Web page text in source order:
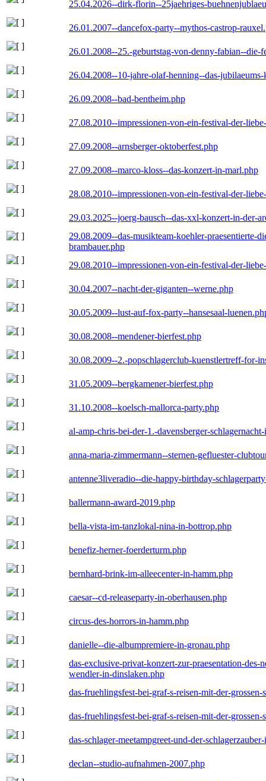
25.04.2026--dirk-florin--25jaehriges-
26.01.2007--dancefox-party--mythos-castrop-
26.01.2008--25.-geburtstag-von-denny-fabian--die-
26.04.2008--10-jahre-olaf-henning--das-
26.09.2008--bad-bentheim.php
27.08.2010--impressionen-von-ein-festival-der-
27.09.2008--arnsberger-oktoberfest.php
27.09.2008--marco-kloss--das-konzert-in-marl.php
28.08.2010--impressionen-von-ein-festival-der-
29.03.2025--joerg-bausch--das-xxl-konzert-in-der-
29.08.2009--das-musikteam-koehler-praesentierte-
brambauer.php
29.08.2010--impressionen-von-ein-festival-der-
30.04.2007--nacht-der-giganten--werne.php
30.05.2009--lust-auf-fox-party--hansesaal-
30.08.2008--mendener-bierfest.php
30.08.2009--2.-popschlagerclub-kuenstlertreff-for-
31.05.2009--bergkamener-bierfest.php
31.10.2008--koelsch-mallorca-party.php
al-amp-chris-bei-der-1.-davensberger-
anna-maria-zimmermann--sternen-gefluester-
antenne3liveradio--die-happy-birthday-
ballermann-award-2019.php
bella-vista-im-tanzlokal-nina-in-bottrop.php
benefiz-herner-foerderturm.php
bernhard-brink-im-alleecenter-in-hamm.php
caesar--cd-releaseparty-in-oberhausen.php
circus-des-horrors-in-hamm.php
danielle--die-albumpremiere-in-gronau.php
das-exclusive-privat-konzert-zur-praesentation-
wendler-in-dinslaken.php
das-fruehlingsfest-bei-graf-s-reisen-mit-der-
das-fruehlingsfest-bei-graf-s-reisen-mit-der-
das-schlager-meetampgreet-und-der-
declan--studio-aufnahmen-2007.php